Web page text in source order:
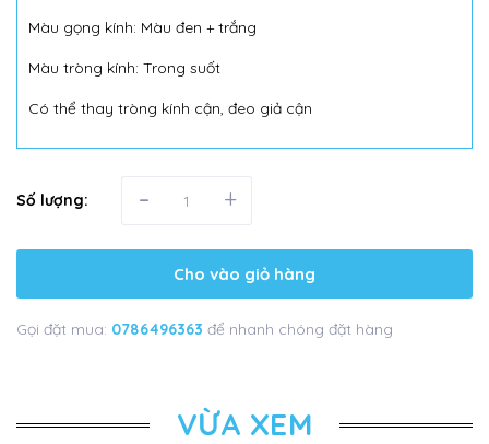
Màu gọng kính: Màu đen + trắng
Màu tròng kính: Trong suốt
Có thể thay tròng kính cận, đeo giả cận
Số lượng: - +
Cho vào giỏ hàng
Gọi đặt mua: 0786496363 để nhanh chóng đặt hàng
VỪA XEM